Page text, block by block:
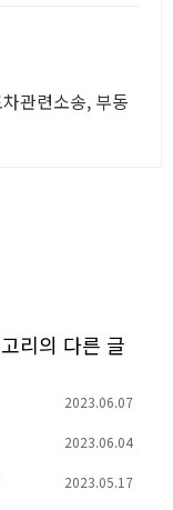
관련소송, 부동
리의 다른 글
2023.06.07
2023.06.04
2023.05.17